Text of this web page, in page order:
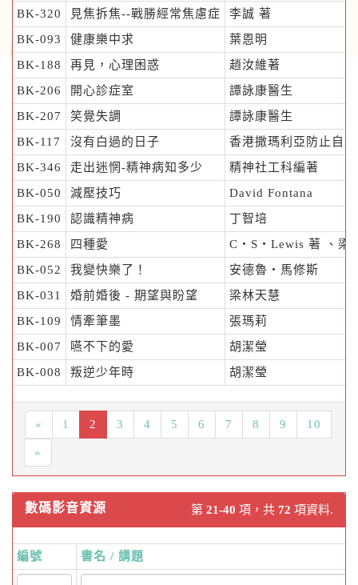
BK-320
見焦拆焦--戰勝經常焦慮症
李誠 著
BK-093
健康樂中求
葉恩明
BK-188
再見，心理困惑
趙汝維著
BK-206
開心診症室
譚詠康醫生
BK-207
笑覺失調
譚詠康醫生
BK-117
沒有白過的日子
香港撒瑪利亞防止自
BK-346
走出迷惘-精神病知多少
精神社工科編著
BK-050
減壓技巧
David Fontana
BK-190
認識精神病
丁智培
BK-268
四種愛
C‧S‧Lewis 著 、梁
BK-052
我變快樂了！
安德魯‧馬修斯
BK-031
婚前婚後 - 期望與盼望
梁林天慧
BK-109
情牽筆墨
張瑪莉
BK-007
嚥不下的愛
胡潔瑩
BK-008
叛逆少年時 胡潔瑩
« 1 2 3 4 5 6 7 8 9 10
»
第 21-40 項，共 72 項資料.
數碼影音資源
編號 書名 / 講題